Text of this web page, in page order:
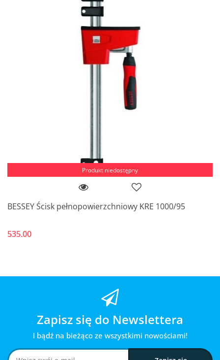
Produkt niedostępny
BESSEY Ścisk pełnopowierzchniowy KRE 1000/95
535.00
Zapisz się do Newslettera
I bądź na bieżąco ze wszystkimi nowościami!